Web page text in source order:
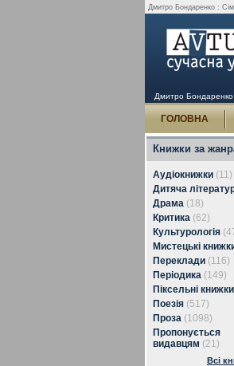
Дмитро Бондаренко :
Дмитро Бондаренко
ГОЛОВНА
Книжки за
Аудіокнижки (11)
Дитяча
Драма (18)
Критика (62)
Культурологія
Мистецькі
Переклади (116)
Періодика (149)
Піксельні книжки
Поезія (517)
Проза (1098)
Пропонується
видавцям (21)
Всі